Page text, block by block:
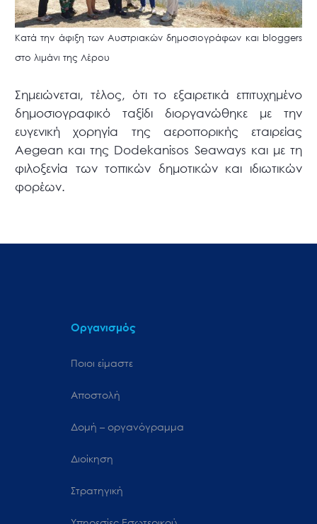
Κατά την άφιξη των Αυστριακών δημοσιογράφων και bloggers
στο λιμάνι της Λέρου
Σημειώνεται, τέλος, ότι το εξαιρετικά επιτυχημένο
δημοσιογραφικό ταξίδι διοργανώθηκε με την
ευγενική χορηγία της αεροπορικής εταιρείας
Aegean και της Dodekanisos Seaways και με τη
φιλοξενία των τοπικών δημοτικών και ιδιωτικών
φορέων.
Οργανισμός
Ποιοι είμαστε
Αποστολή
Δομή – οργανόγραμμα
Διοίκηση
Στρατηγική